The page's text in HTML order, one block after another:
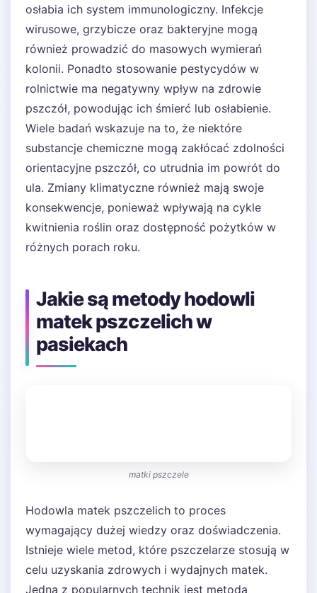
osłabia ich system immunologiczny. Infekcje
wirusowe, grzybicze oraz bakteryjne mogą
również prowadzić do masowych wymierań
kolonii. Ponadto stosowanie pestycydów w
rolnictwie ma negatywny wpływ na zdrowie
pszczół, powodując ich śmierć lub osłabienie.
Wiele badań wskazuje na to, że niektóre
substancje chemiczne mogą zakłócać zdolności
orientacyjne pszczół, co utrudnia im powrót do
ula. Zmiany klimatyczne również mają swoje
konsekwencje, ponieważ wpływają na cykle
kwitnienia roślin oraz dostępność pożytków w
różnych porach roku.
Jakie są metody hodowli
matek pszczelich w
pasiekach
matki pszczele
Hodowla matek pszczelich to proces
wymagający dużej wiedzy oraz doświadczenia.
Istnieje wiele metod, które pszczelarze stosują w
celu uzyskania zdrowych i wydajnych matek.
Jedną z popularnych technik jest metoda